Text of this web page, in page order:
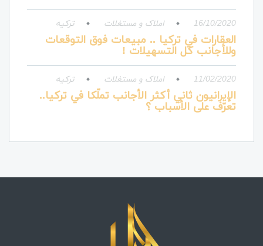
16/10/2020 املاک و مستغلات ترکیه
العقارات في تركيا .. مبيعات فوق التوقعات
وللأجانب كل التسهيلات !
11/02/2020 املاک و مستغلات ترکیه
الإيرانيون ثاني أكثر الأجانب تملّكا في تركيا..
تعرّف على الأسباب ؟